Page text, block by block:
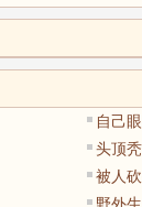
自己
头顶
被人